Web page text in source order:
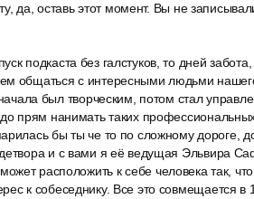
да, оставь этот момент. Вы не
подкаста без галстуков, то дней
общаться с интересными людьми
был творческим, потом стал
прям нанимать таких
бы ты че то по сложному дороге,
и с вами я её ведущая Эльвира
расположить к себе человека так,
к собеседнику. Все это совмещается в